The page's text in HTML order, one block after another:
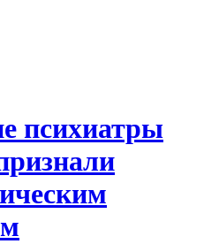
психиатры